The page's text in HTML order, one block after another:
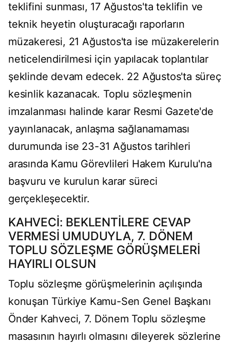
teklifini sunması, 17 Ağustos'ta teklifin ve
teknik heyetin oluşturacağı raporların
müzakeresi, 21 Ağustos'ta ise müzakerelerin
neticelendirilmesi için yapılacak toplantılar
şeklinde devam edecek. 22 Ağustos'ta süreç
kesinlik kazanacak. Toplu sözleşmenin
imzalanması halinde karar Resmi Gazete'de
yayınlanacak, anlaşma sağlanamaması
durumunda ise 23-31 Ağustos tarihleri
arasında Kamu Görevlileri Hakem Kurulu'na
başvuru ve kurulun karar süreci
gerçekleşecektir.
KAHVECİ: BEKLENTİLERE CEVAP
VERMESİ UMUDUYLA, 7. DÖNEM
TOPLU SÖZLEŞME GÖRÜŞMELERİ
HAYIRLI OLSUN
Toplu sözleşme görüşmelerinin açılışında
konuşan Türkiye Kamu-Sen Genel Başkanı
Önder Kahveci, 7. Dönem Toplu sözleşme
masasının hayırlı olmasını dileyerek sözlerine